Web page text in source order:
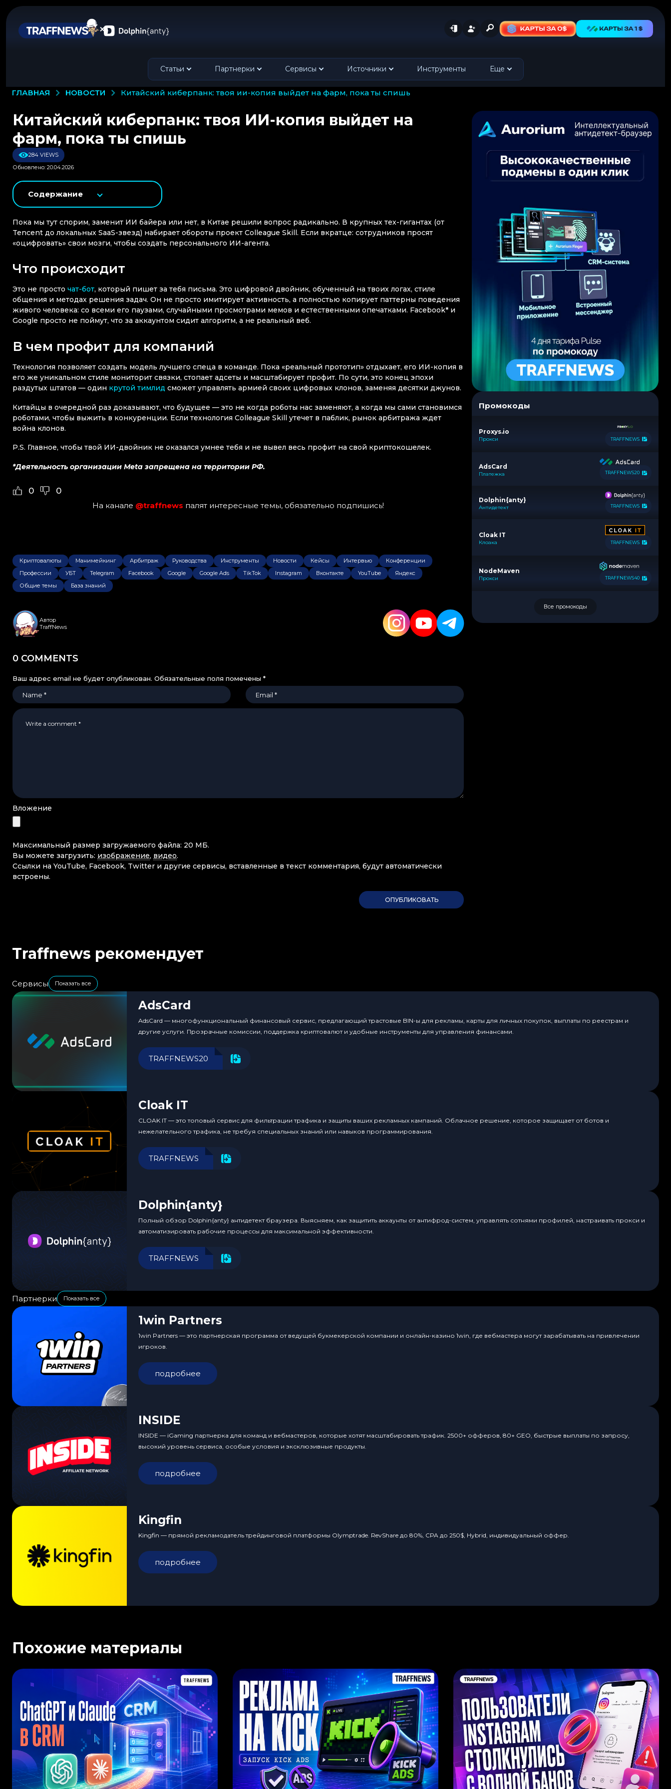
Статьи Партнерки Сервисы Источники Инструменты Еще
ГЛАВНАЯ НОВОСТИ китайский киберпанк: твоя ии-копия выйдет на фарм, пока ты спишь
Китайский киберпанк: твоя ИИ-копия выйдет на
фарм, пока ты спишь
284 VIEWS
Обновлено: 20.04.2026
Содержание
Пока мы тут спорим, заменит ИИ байера или нет, в Китае решили вопрос радикально. В крупных тех-гигантах (от
Tencent до локальных SaaS-звезд) набирает обороты проект Colleague Skill. Если вкратце: сотрудников просят
«оцифровать» свои мозги, чтобы создать персонального ИИ-агента.
Что происходит
Это не просто чат-бот, который пишет за тебя письма. Это цифровой двойник, обученный на твоих логах, стиле
общения и методах решения задач. Он не просто имитирует активность, а полностью копирует паттерны поведения
живого человека: со всеми его паузами, случайными просмотрами мемов и естественными опечатками. Facebook* и
Google просто не поймут, что за аккаунтом сидит алгоритм, а не реальный веб.
В чем профит для компаний
Технология позволяет создать модель лучшего спеца в команде. Пока «реальный прототип» отдыхает, его ИИ-копия в
его же уникальном стиле мониторит связки, стопает адсеты и масштабирует профит. По сути, это конец эпохи
раздутых штатов — один крутой тимлид сможет управлять армией своих цифровых клонов, заменяя десятки джунов.
Китайцы в очередной раз доказывают, что будущее — это не когда роботы нас заменяют, а когда мы сами становимся
роботами, чтобы выжить в конкуренции. Если технология Colleague Skill утечет в паблик, рынок арбитража ждет
война клонов.
P.S. Главное, чтобы твой ИИ-двойник не оказался умнее тебя и не вывел весь профит на свой криптокошелек.
*Деятельность организации Meta запрещена на территории РФ.
0 0
На канале @traffnews палят интересные темы, обязательно подпишись!
Криптовалюты Манимейкинг Арбитраж Руководства Инструменты Новости Кейсы Интервью
Конференции
Профессии
УБТ Telegram Facebook Google Google Ads TikTok Instagram Вконтакте YouTube
Яндекс
Общие темы
База знаний
Автор
TraffNews
0 COMMENTS
Ваш адрес email не будет опубликован. Обязательные поля помечены *
Вложение
Максимальный размер загружаемого файла: 20 МБ.
Вы можете загрузить: изображение, видео.
Ссылки на YouTube, Facebook, Twitter и другие сервисы, вставленные в текст комментария, будут автоматически
встроены.
Промокоды
Proxys.io
Прокси TRAFFNEWS
AdsCard
Платежка TRAFFNEWS20
Dolphin{anty}
Антидетект TRAFFNEWS
Cloak IT
Клоака TRAFFNEWS
NodeMaven
Прокси TRAFFNEWS40
Все промокоды
Traffnews рекомендует
Сервисы Показать все
AdsCard
AdsCard — многофункциональный финансовый сервис, предлагающий трастовые BIN-ы для рекламы, карты для личных покупок, выплаты по реестрам и
другие услуги. Прозрачные комиссии, поддержка криптовалют и удобные инструменты для управления финансами.
TRAFFNEWS20
Cloak IT
CLOAK IT — это топовый сервис для фильтрации трафика и защиты ваших рекламных кампаний. Облачное решение, которое защищает от ботов и
нежелательного трафика, не требуя специальных знаний или навыков программирования.
TRAFFNEWS
Dolphin{anty}
Полный обзор Dolphin{anty} антидетект браузера. Выясняем, как защитить аккаунты от антифрод-систем, управлять сотнями профилей, настраивать прокси и
автоматизировать рабочие процессы для максимальной эффективности.
TRAFFNEWS
Партнерки Показать все
1win Partners
1win Partners — это партнерская программа от ведущей букмекерской компании и онлайн-казино 1win, где вебмастера могут зарабатывать на привлечении
игроков.
подробнее
INSIDE
INSIDE — iGaming партнерка для команд и вебмастеров, которые хотят масштабировать трафик. 2500+ офферов, 80+ GEO, быстрые выплаты по запросу,
высокий уровень сервиса, особые условия и эксклюзивные продукты.
подробнее
Kingfin
Kingfin — прямой рекламодатель трейдинговой платформы Olymptrade. RevShare до 80%, CPA до 250$, Hybrid, индивидуальный оффер.
подробнее
Похожие материалы